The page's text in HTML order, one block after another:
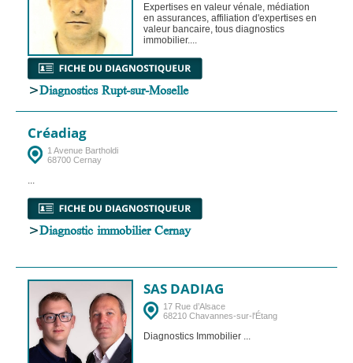
Expertises en valeur vénale, médiation
en assurances, affiliation d'expertises en
valeur bancaire, tous diagnostics
immobilier....
>Diagnostics Rupt-sur-Moselle
Créadiag
1 Avenue Bartholdi
68700 Cernay
...
>Diagnostic immobilier Cernay
SAS DADIAG
17 Rue d’Alsace
68210 Chavannes-sur-l'Étang
Diagnostics Immobilier ...